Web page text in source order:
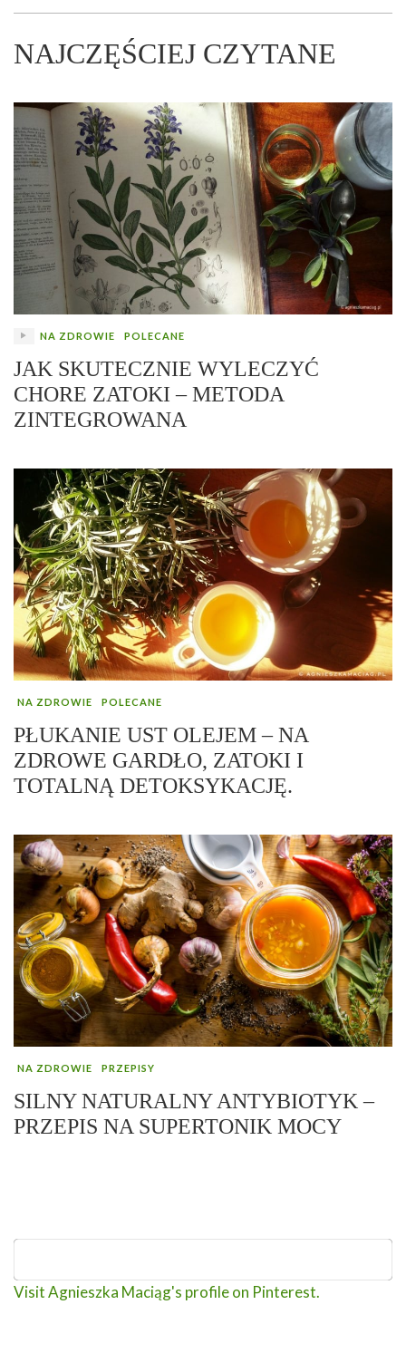
NAJCZĘŚCIEJ CZYTANE
NA ZDROWIE POLECANE
JAK SKUTECZNIE WYLECZYĆ
CHORE ZATOKI – METODA
ZINTEGROWANA
NA ZDROWIE POLECANE
PŁUKANIE UST OLEJEM – NA
ZDROWE GARDŁO, ZATOKI I
TOTALNĄ DETOKSYKACJĘ.
NA ZDROWIE PRZEPISY
SILNY NATURALNY ANTYBIOTYK –
PRZEPIS NA SUPERTONIK MOCY
Visit Agnieszka Maciąg's profile on Pinterest.